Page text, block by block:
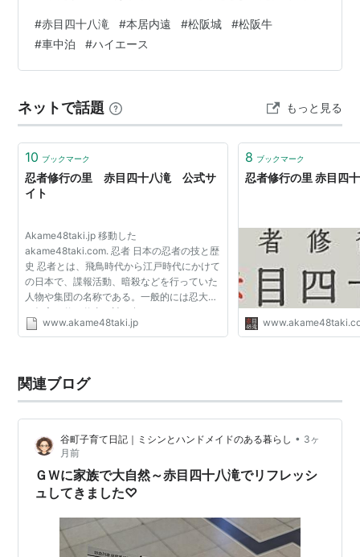
で滝をみにゆく。 渓谷沿いをのぼってゆく。ここは高校
生のときの能登・京都をまわるサイクリングの際にたち
よろうとしたのだが、道をまちがえてかなわなかったと
る。ただすべてまわると２時間以上かかるようなので、
入口だけ見てもどるつもりだった。 しかし料金…
#赤目四十八滝 #本居内遠 #松阪城 #松阪牛
#車中泊 #ハイエース
ネットで話題 もっと見る
10 ブックマーク
忍者修行の里 赤目四十八滝 公式サ
イト
Akame48taki.jp 移動した
akame48taki.com. 忍者 日本の忍者の技と歴
史 忍者とは、飛鳥時代から江戸時代にかけて
の日本で、諜報活動、暗殺などを行っていた
人物や集団の名称である。一般的には忍大名
や領主に仕え仕事を請け負っていたとされ
る。 有名な集団に、現在の三重県にあたる伊
www.akame48taki.jp
8 ブックマーク
忍者修行の里 赤目四
関連ブログ
谷町子育て日記｜ミシンとハンドメイドのある暮らし • 3ヶ
月前
ＧＷに家族で大自然～赤目四十八滝でリフレッシ
ュしてきました♡